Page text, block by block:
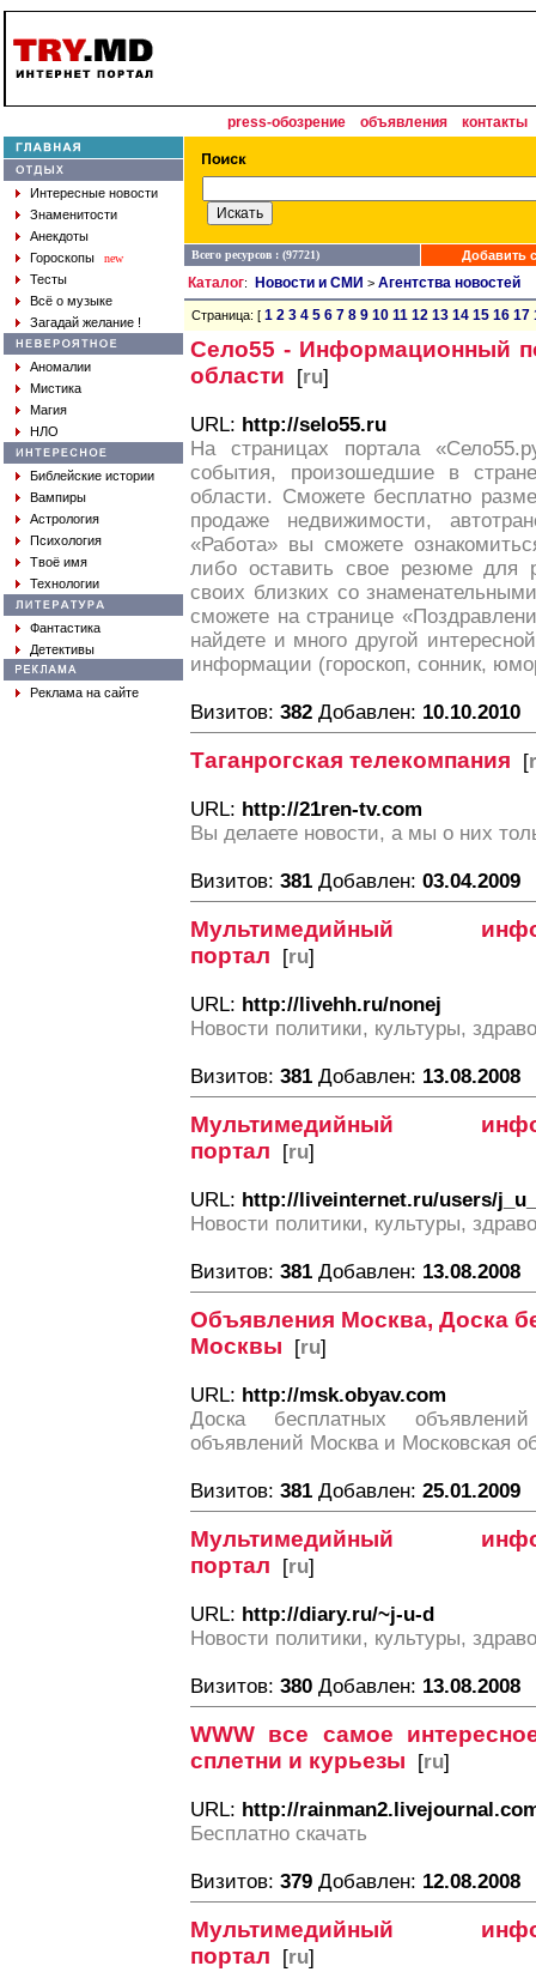
press-обозрение объявления контакты
Интересные новости
Знаменитости
Анекдоты
Гороскопы
new
Тесты
Всё о музыке
Загадай желание !
Аномалии
Мистика
Магия
НЛО
Библейские истории
Вампиры
Астрология
Психология
Твоё имя
Технологии
Фантастика
Детективы
Реклама на сайте
Всего ресурсов : (97721) Добавить
Каталог: Новости и СМИ > Агентства новостей
Страница: [ 1 2 3 4 5 6 7 8 9 10 11 12 13 14 15 16 17
Село55 - Информационный
области [ru]
URL: http://selo55.ru
На страницах портала
события, произошедшие в
области. Сможете бесплатно
продаже недвижимости,
«Работа» вы сможете
либо оставить свое резюме для
своих близких со
сможете на странице
найдете и много другой
информации (гороскоп, сонник,
Визитов: 382 Добавлен: 10.10.2010
Таганрогская телекомпания [
URL: http://21ren-tv.com
Вы делаете новости, а мы о них
Визитов: 381 Добавлен: 03.04.2009
Мультимедийный
портал [ru]
URL: http://livehh.ru/nonej
Новости политики, культуры,
Визитов: 381 Добавлен: 13.08.2008
Мультимедийный
портал [ru]
URL: http://liveinternet.ru/users/
Новости политики, культуры,
Визитов: 381 Добавлен: 13.08.2008
Объявления Москва, Доска
Москвы [ru]
URL: http://msk.obyav.com
Доска бесплатных
объявлений Москва и Московская
Визитов: 381 Добавлен: 25.01.2009
Мультимедийный
портал [ru]
URL: http://diary.ru/~j-u-d
Новости политики, культуры,
Визитов: 380 Добавлен: 13.08.2008
WWW все самое
сплетни и курьезы [ru]
URL: http://
Бесплатно скачать
Визитов: 379 Добавлен: 12.08.2008
Мультимедийный
портал [ru]